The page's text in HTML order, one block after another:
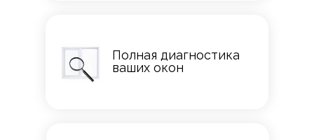
Полная диагностика
ваших окон